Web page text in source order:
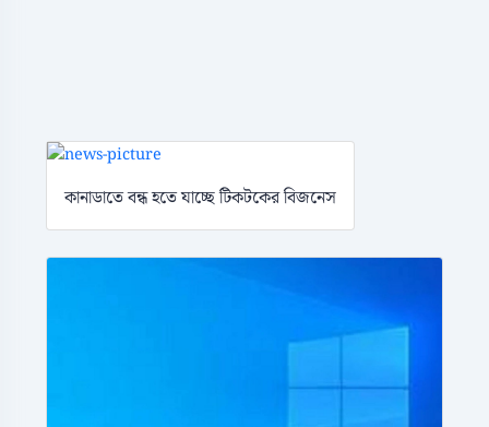
কানাডাতে বন্ধ হতে যাচ্ছে টিকটকের বিজনেস